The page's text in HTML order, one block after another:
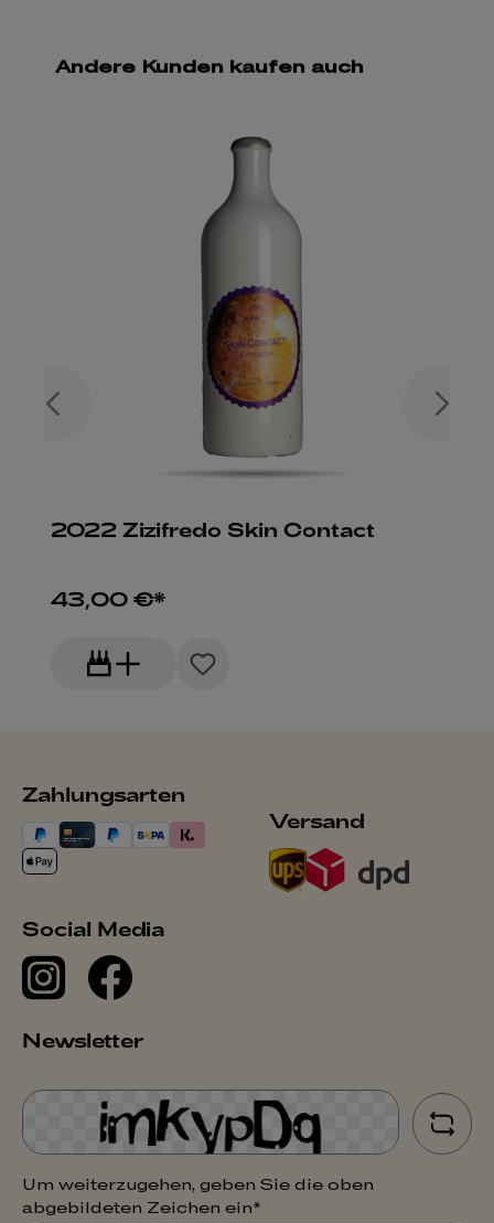
Andere Kunden kaufen auch
2022 Zizifredo Skin Contact
43,00 €*
Zahlungsarten
Versand
Social Media
Newsletter
Um weiterzugehen, geben Sie die oben
abgebildeten Zeichen ein*